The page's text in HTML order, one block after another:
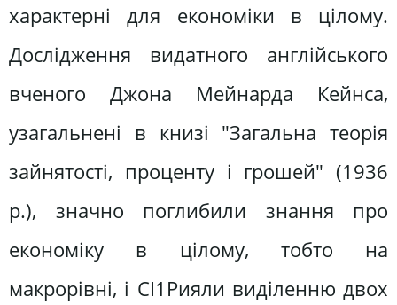
характерні для економіки в цілому.
Дослідження видатного англійського
вченого Джона Мейнарда Кейнса,
узагальнені в книзі "Загальна теорія
зайнятості, проценту і грошей" (1936
р.), значно поглибили знання про
економіку в цілому, тобто на
макрорівні, і СІ1Рияли виділенню двох